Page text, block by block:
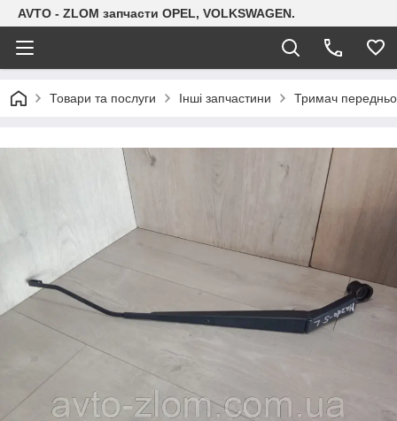
AVTO - ZLOM запчасти OPEL, VOLKSWAGEN.
Товари та послуги Інші запчастини Тримач